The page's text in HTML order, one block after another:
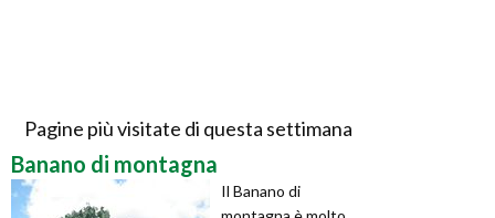
Pagine più visitate di questa settimana
Banano di montagna
Il Banano di